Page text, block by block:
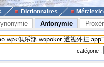
Dictionnaires
Antonymie
catégorie :